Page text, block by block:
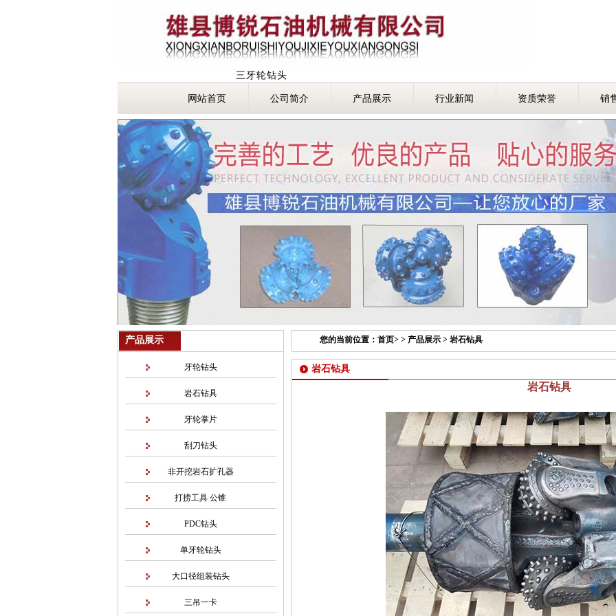
三牙轮钻头
网站首页 公司简介 产品展示 行业新闻 资质荣誉 销
您的当前位置： 首页> > 产品展示> 岩石钻具
岩石钻具
岩石钻具
产品展示
牙轮钻头
岩石钻具
牙轮掌片
刮刀钻头
非开挖岩石扩孔器
打捞工具 公锥
PDC钻头
单牙轮钻头
大口径组装钻头
三吊一卡